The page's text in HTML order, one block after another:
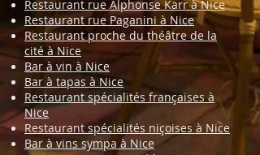
Restaurant rue Alphonse Karr à Nice
Restaurant rue Paganini à Nice
Restaurant proche du théâtre de la
cité à Nice
Bar à vin à Nice
Bar à tapas à Nice
Restaurant spécialités françaises à
Nice
Restaurant spécialités niçoises à Nice
Bar à vins sympa à Nice